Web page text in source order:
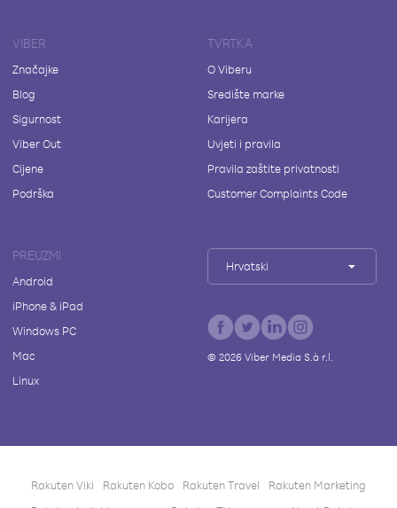
VIBER
Značajke
Blog
Sigurnost
Viber Out
Cijene
Podrška
TVRTKA
O Viberu
Središte marke
Karijera
Uvjeti i pravila
Pravila zaštite privatnosti
Customer Complaints Code
PREUZMI
Android
iPhone & iPad
Windows PC
Mac
Linux
Hrvatski
© 2026Viber Media S.à r.l.
Rakuten Viki Rakuten Kobo Rakuten Travel
Rakuten Marketing